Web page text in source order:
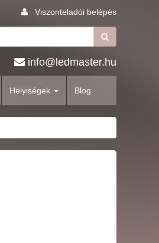
Viszonteladói belépés
info@ledmaster.hu
Helyiségek Blog